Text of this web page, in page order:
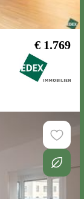
€ 1.769